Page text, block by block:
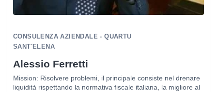
CONSULENZA AZIENDALE - QUARTU
SANT'ELENA
Alessio Ferretti
Mission: Risolvere problemi, il principale consiste nel drenare
liquidità rispettando la normativa fiscale italiana, la migliore al